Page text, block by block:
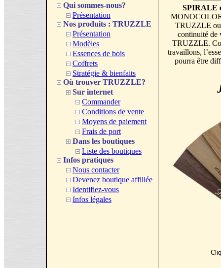
Qui sommes-nous?
Présentation
Nos produits : TRUZZLE
Présentation
Modèles
Essences de bois
Coffrets
Stratégie & bienfaits
Où trouver TRUZZLE?
Sur internet
Commander
Conditions de vente
Moyens de paiement
Frais de port
Dans les boutiques
Liste des boutiques
Infos pratiques
Nous contacter
Devenez boutique affiliée
Identifiez-vous
Infos légales
SPIRALE
TRUZZLE ou
continuité de
TRUZZLE.
travaillons,
pourra être